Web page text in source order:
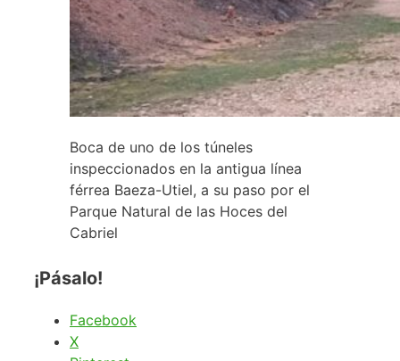
Boca de uno de los túneles
inspeccionados en la antigua línea
férrea Baeza-Utiel, a su paso por el
Parque Natural de las Hoces del
Cabriel
¡Pásalo!
Facebook
X